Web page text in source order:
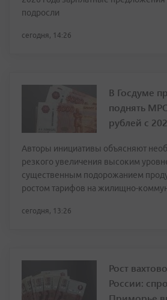
подросли
сегодня, 14:26
В Госдуме
поднять
рублей с
Авторы инициативы объясняют
резкого увеличения высоким
существенным подорожанием
ростом тарифов на жилищно-
сегодня, 13:26
Рост
России: